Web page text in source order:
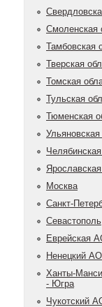
Смоленская
Тамбовская
Тверская
Томская
Тульская
Тюменская
Москва
Санкт-
Севастополь
Еврейская
Ненецкий АО
Ханты-
- Югра
Чукотский